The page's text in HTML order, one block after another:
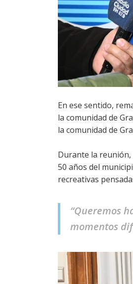
En ese sentido,
la comunidad de
la comunidad de
Durante la
50 años del
recreativas
“Queremos
momentos